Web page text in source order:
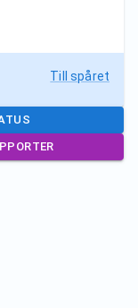
Till spåret